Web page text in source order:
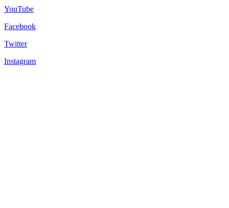
YouTube
Facebook
Twitter
Instagram